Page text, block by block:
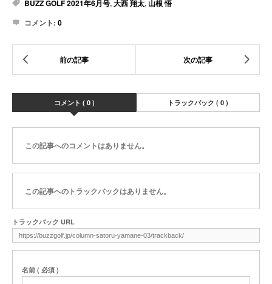
BUZZ GOLF 2021年6月号,大西 翔太, 山根 悟
コメント: 0
コメント ( 0 ) トラックバック ( 0 )
この記事へのコメントはありません。
この記事へのトラックバックはありません。
トラックバック URL
名前 ( 必須 )